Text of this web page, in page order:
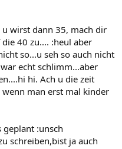
wirst dann 35, mach dir
40 zu.... :heul aber
so...u seh so auch nicht
echt schlimm...aber
hi. Ach u die zeit
man erst mal kinder
geplant :unsch
schreiben,bist ja auch